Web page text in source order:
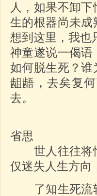
人，如果不卸
生的根器尚未
想到这里，我也
神童遂说一偈
如何脱生死？
龃龉，去矣复
去。
省思
世人往往将情
仅迷失人生方向
了知生死流转